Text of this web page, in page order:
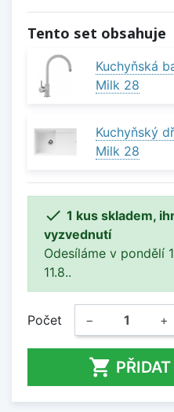
Tento set obsahuje
Kuchyňská
Milk 28
Kuchyňský
Milk 28
 1 kus skladem,
vyzvednutí
Odesíláme v pondělí
11.8..
Počet − +
